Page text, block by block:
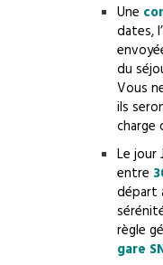
Une
dates,
du
Vous
ils
charge
Le jour
entre
départ
règle
gare